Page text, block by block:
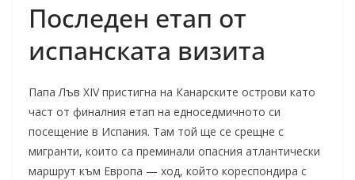
Последен етап от
испанската визита
Папа Лъв XIV пристигна на Канарските острови като
част от финалния етап на едноседмичното си
посещение в Испания. Там той ще се срещне с
мигранти, които са преминали опасния атлантически
маршрут към Европа — ход, който кореспондира с